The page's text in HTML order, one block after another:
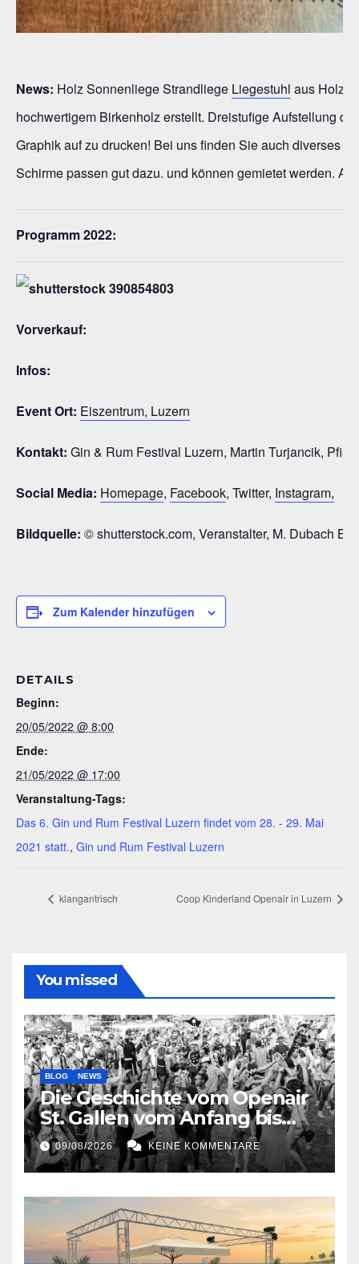
News: Holz Sonnenliege Strandliege Liegestuhl aus Holz
hochwertigem Birkenholz erstellt. Dreistufige Aufstellung
Graphik auf zu drucken! Bei uns finden Sie auch diverses
Schirme passen gut dazu. und können gemietet werden.
Programm 2022:
Vorverkauf:
Infos:
Event Ort: Eiszentrum, Luzern
Kontakt: Gin & Rum Festival Luzern, Martin Turjancik,
Social Media: Homepage, Facebook, Twitter, Instagram,
Bildquelle: © shutterstock.com, Veranstalter, M. Dubach
Zum Kalender hinzufügen
DETAILS
Beginn:
20/05/2022 @ 8:00
Ende:
21/05/2022 @ 17:00
Veranstaltung-Tags:
Das 6. Gin und Rum Festival Luzern findet vom 28. - 29. Mai
2021 statt., Gin und Rum Festival Luzern
klangantrisch Coop Kinderland Openair in Luzern
You missed
BLOG NEWS
Die Geschichte vom Openair
St. Gallen vom Anfang bis
jetzt
09/08/2026 KEINE KOMMENTARE